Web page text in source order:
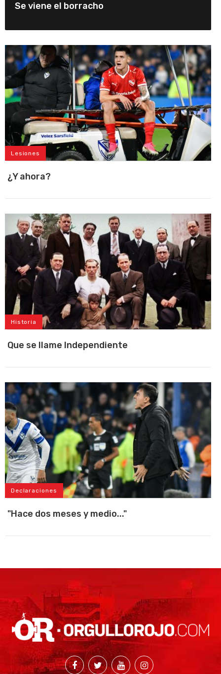
Se viene el borracho
Lesiones
¿Y ahora?
Historia
Que se llame Independiente
Declaraciones
"Hace dos meses y medio..."